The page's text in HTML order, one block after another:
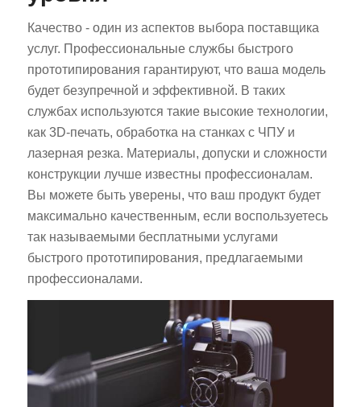
Качество - один из аспектов выбора поставщика
услуг. Профессиональные службы быстрого
прототипирования гарантируют, что ваша модель
будет безупречной и эффективной. В таких
службах используются такие высокие технологии,
как 3D-печать, обработка на станках с ЧПУ и
лазерная резка. Материалы, допуски и сложности
конструкции лучше известны профессионалам.
Вы можете быть уверены, что ваш продукт будет
максимально качественным, если воспользуетесь
так называемыми бесплатными услугами
быстрого прототипирования, предлагаемыми
профессионалами.